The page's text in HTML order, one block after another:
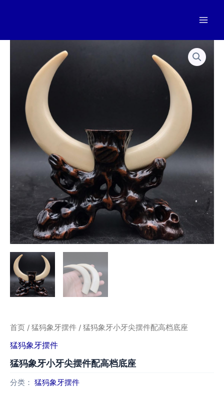
首页 / 猛犸象牙摆件 / 猛犸象牙小牙尖摆件配高档底座
猛犸象牙摆件
猛犸象牙小牙尖摆件配高档底座
分类： 猛犸象牙摆件